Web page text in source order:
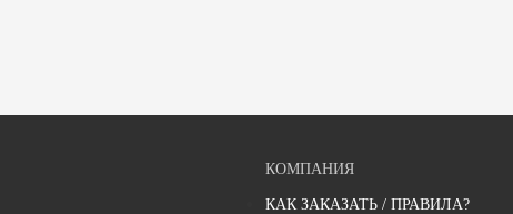
КОМПАНИЯ
КАК ЗАКАЗАТЬ / ПРАВИЛА?